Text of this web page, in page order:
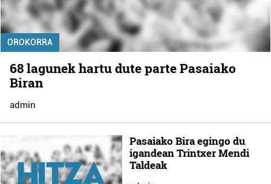
OROKORRA
68 lagunek hartu dute parte Pasaiako
Biran
admin
Pasaiako Bira egingo du
igandean Trintxer Mendi
Taldeak